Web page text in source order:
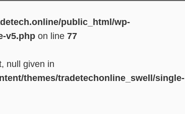
public_html/wp-
v5.php on line 77
null given in
themes/tradetechonline_swell/single-